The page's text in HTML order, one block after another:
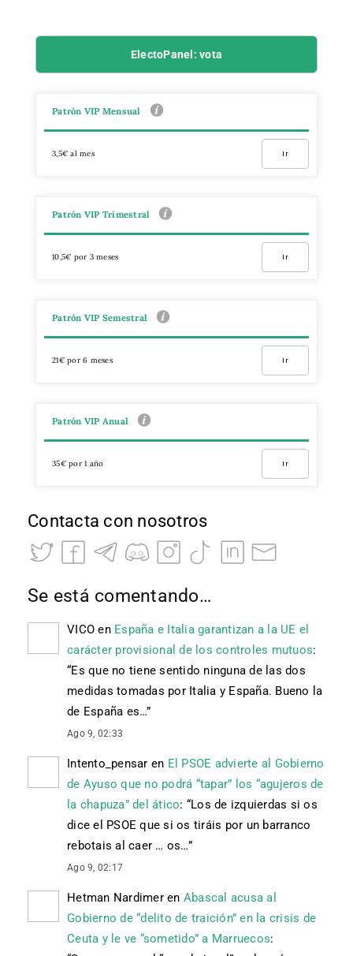
ElectoPanel: vota
Patrón VIP Mensual
3,5€ al mes Ir
Patrón VIP Trimestral
10,5€ por 3 meses Ir
Patrón VIP Semestral
21€ por 6 meses Ir
Patrón VIP Anual
35€ por 1 año Ir
Contacta con nosotros
Se está comentando…
VICO en España e Italia garantizan a la UE el
carácter provisional de los controles mutuos:
“Es que no tiene sentido ninguna de las dos
medidas tomadas por Italia y España. Bueno la
de España es…”
Ago 9, 02:33
Intento_pensar en El PSOE advierte al Gobierno
de Ayuso que no podrá “tapar” los “agujeros de
la chapuza” del ático: “Los de izquierdas si os
dice el PSOE que si os tiráis por un barranco
rebotais al caer … os…”
Ago 9, 02:17
Hetman Nardimeren Abascal acusa al
Gobierno de “delito de traición” en la crisis de
Ceuta y le ve “sometido” a Marruecos: